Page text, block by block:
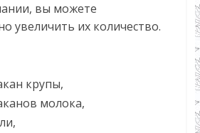
вы можете
увеличить их количество.
крупы,
молока,